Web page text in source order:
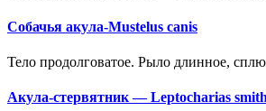
Собачья акула-Mustelus canis
Тело продолговатое. Рыло длинное,
Акула-стервятник — Leptocharias